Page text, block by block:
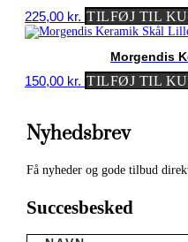
225,00 kr. TILFØJ TIL
Morgendis
150,00 kr. TILFØJ TIL
Nyhedsbrev
Få nyheder og gode tilbud
Succesbesked